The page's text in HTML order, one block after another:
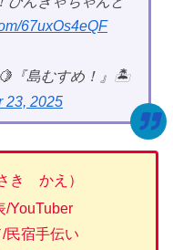
67uxOs4eQF
『島むすめ！』🏝
23, 2025
き かえ）
/YouTuber
宿手伝い